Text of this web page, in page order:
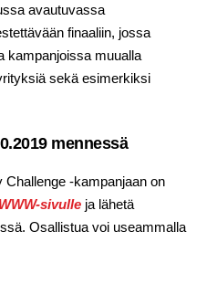
avautuvassa
finaaliin, jossa
kampanjoissa muualla
sekä esimerkiksi
mennessä
-kampanjaan on
sivulle ja lähetä
Osallistua voi useammalla